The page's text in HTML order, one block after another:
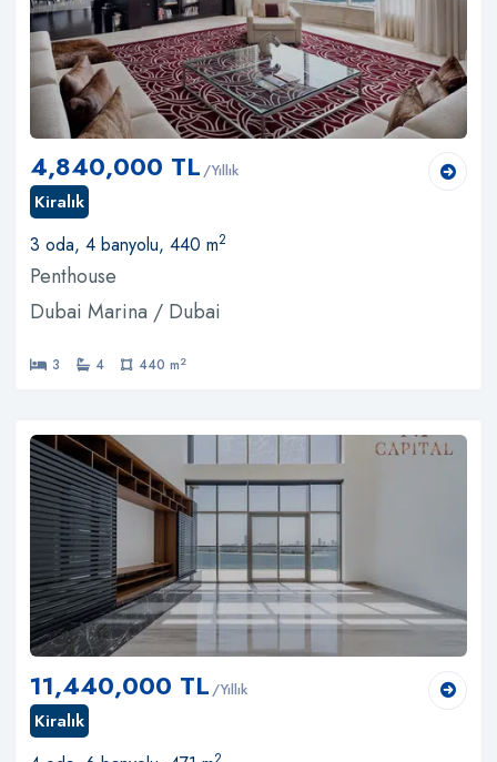
4,840,000 TL /Yıllık
Kiralık
3 oda, 4 banyolu, 440 m2
Penthouse
Dubai Marina / Dubai
3 4 440 m2
11,440,000 TL /Yıllık
Kiralık